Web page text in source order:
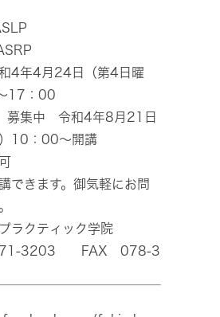
年4月24日（第4日曜
17：00
集中 令和4年8月21日
）10：00～開講
可
できます。御気軽にお問
ラクティック学院
3203 FAX 078-3